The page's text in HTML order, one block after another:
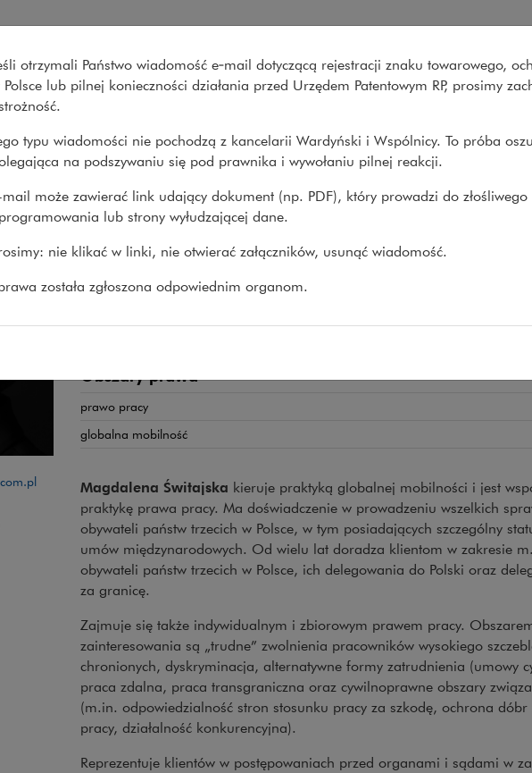
Co robimy O nas Nasze
Prawnicy > Magdalena Świtajska
Magdalena Świtajska
ADWOKATKA, WSPÓLNICZKA
Ponad 15 lat doświadczenia w zakresie prawa
postępowań sądowych i administracyjnych
Obszary prawa
prawo pracy
globalna mobilność
Magdalena Świtajska kieruje praktyką globalnej mobilności i jest
praktykę prawa pracy. Ma doświadczenie w prowadzeniu wszelkich
obywateli państw trzecich w Polsce, w tym posiadających szczególny
umów międzynarodowych. Od wielu lat doradza klientom w zakresie
obywateli państw trzecich w Polsce, ich delegowania do Polski oraz
za granicę.
Zajmuje się także indywidualnym i zbiorowym prawem pracy.
zainteresowania są „trudne” zwolnienia pracowników wysokiego
chronionych, dyskryminacja, alternatywne formy zatrudnienia (umowy
praca zdalna, praca transgraniczna oraz cywilnoprawne obszary
(m.in. odpowiedzialność stron stosunku pracy za szkodę, ochrona dóbr
pracy, działalność konkurencyjna).
Reprezentuje klientów w postępowaniach przed organami i sądami w
otrzymali Państwo wiadomość e‑mail dotyczącą rejestracji znaku towarowego,
Polsce lub pilnej konieczności działania przed Urzędem Patentowym RP, prosimy
typu wiadomości nie pochodzą z kancelarii Wardyński i Wspólnicy. To próba
na podszywaniu się pod prawnika i wywołaniu pilnej reakcji.
mail może zawierać link udający dokument (np. PDF), który prowadzi do złośliwego
lub strony wyłudzającej dane.
nie klikać w linki, nie otwierać załączników, usunąć wiadomość.
została zgłoszona odpowiednim organom.